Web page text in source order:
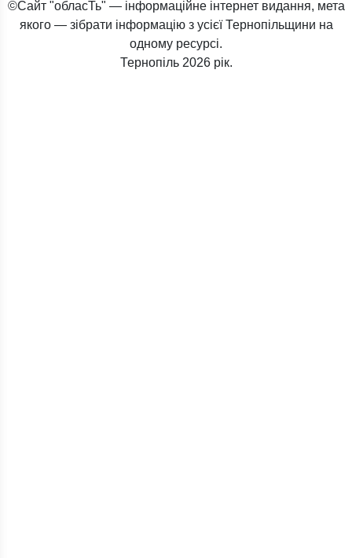
©Сайт "обласТь" — інформаційне інтернет видання, мета
якого — зібрати інформацію з усієї Тернопільщини на
одному ресурсі.
Тернопіль 2026 рік.